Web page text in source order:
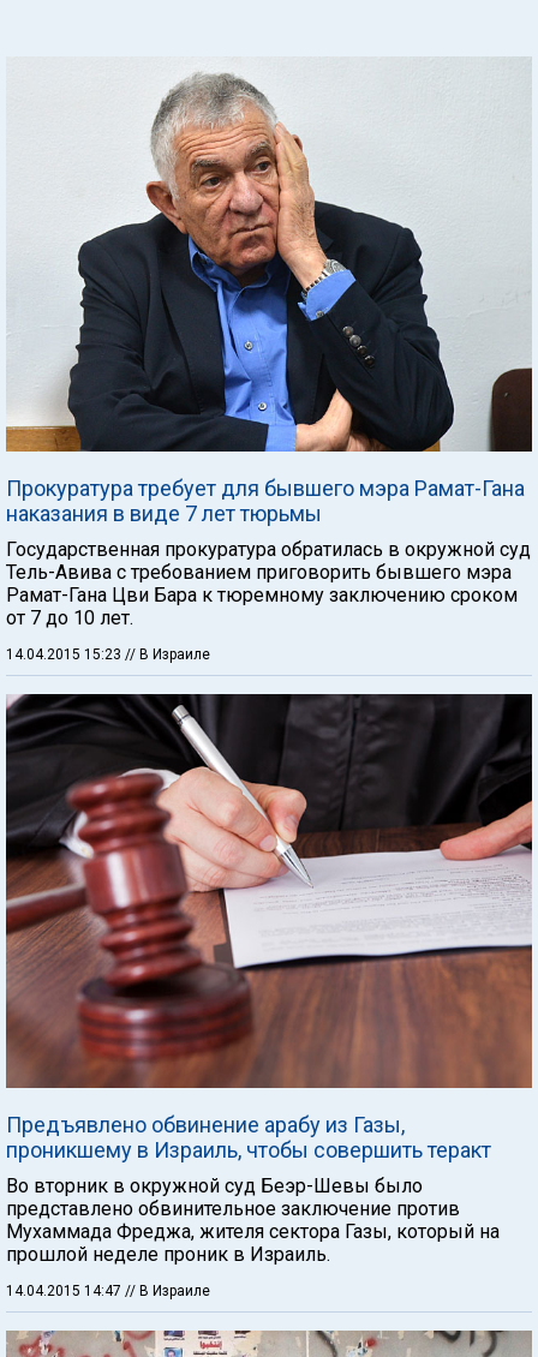
Прокуратура требует для бывшего мэра Рамат-Гана
наказания в виде 7 лет тюрьмы
Государственная прокуратура обратилась в окружной суд
Тель-Авива с требованием приговорить бывшего мэра
Рамат-Гана Цви Бара к тюремному заключению сроком
от 7 до 10 лет.
14.04.2015 15:23 // В Израиле
Предъявлено обвинение арабу из Газы,
проникшему в Израиль, чтобы совершить теракт
Во вторник в окружной суд Беэр-Шевы было
представлено обвинительное заключение против
Мухаммада Фреджа, жителя сектора Газы, который на
прошлой неделе проник в Израиль.
14.04.2015 14:47 // В Израиле